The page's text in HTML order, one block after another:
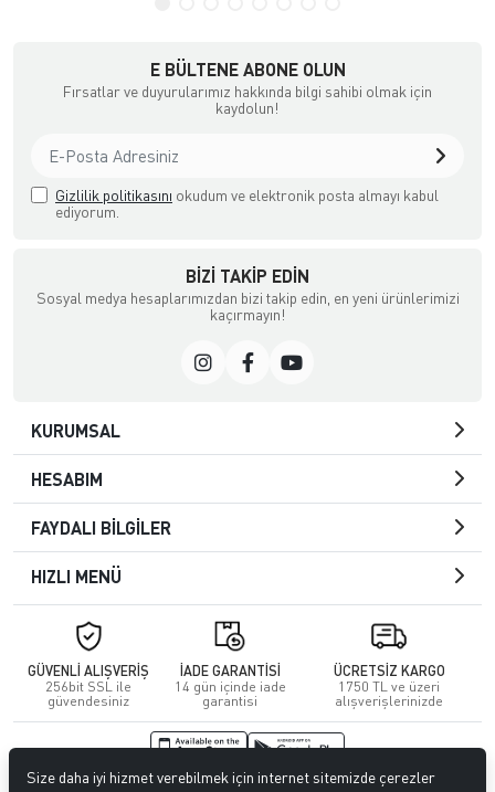
E BÜLTENE ABONE OLUN
Fırsatlar ve duyurularımız hakkında bilgi sahibi olmak için
kaydolun!
Gizlilik politikasını okudum ve elektronik posta almayı kabul
ediyorum.
BIZI TAKIP EDIN
Sosyal medya hesaplarımızdan bizi takip edin, en yeni ürünlerimizi
kaçırmayın!
KURUMSAL
HESABIM
FAYDALI BİLGİLER
HIZLI MENÜ
GÜVENLİ ALIŞVERİŞ
256bit SSL ile
güvendesiniz
İADE GARANTİSİ
14 gün içinde iade
garantisi
ÜCRETSİZ KARGO
1750 TL ve üzeri
alışverişlerinizde
© 2026Kuafördepo. Tüm hakları saklıdır.
Size daha iyi hizmet verebilmek için internet sitemizde çerezler